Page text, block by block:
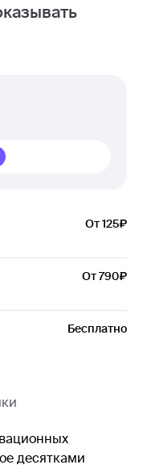
От 125
От 790
Бесплатно
десятками